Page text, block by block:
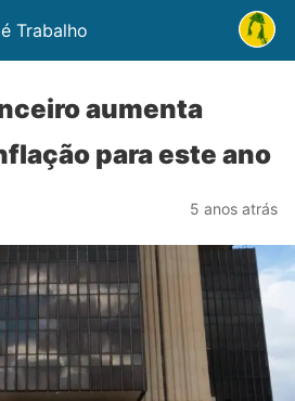
Trabalho
aumenta
para este ano
5 anos atrás